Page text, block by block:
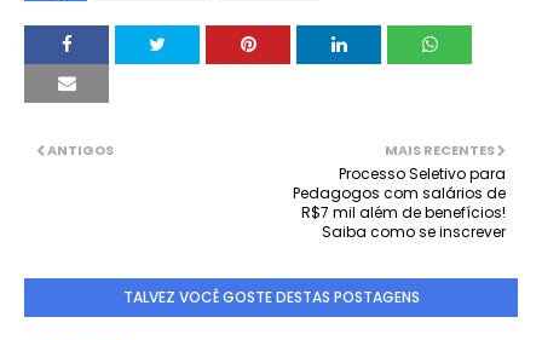
MAIS RECENTES
Processo Seletivo para
Pedagogos com salários de
R$7 mil além de benefícios!
Saiba como se inscrever
ANTIGOS
TALVEZ VOCÊ GOSTE DESTAS POSTAGENS